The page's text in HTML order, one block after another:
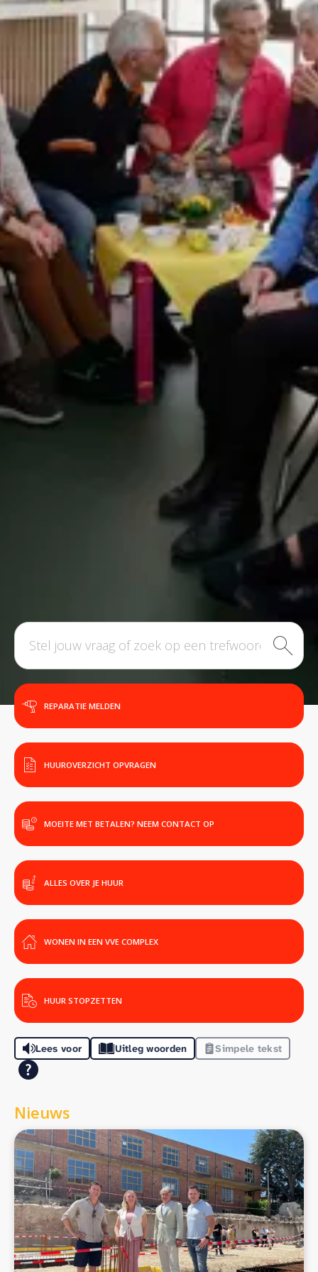
Stel jouw vraag of zoek op een trefwoord
REPARATIE MELDEN
HUUROVERZICHT OPVRAGEN
MOEITE MET BETALEN? NEEM CONTACT OP
ALLES OVER JE HUUR
WONEN IN EEN VVE COMPLEX
HUUR STOPZETTEN
Lees voor Uitleg woorden Simpele tekst
Nieuws